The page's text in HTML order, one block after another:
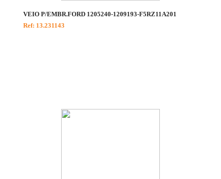
VEIO P/EMBR.FORD 1205240-1209193-F5RZ11A201
Ref: 13.231143